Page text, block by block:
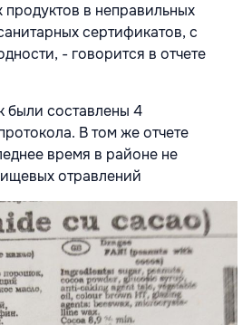
в неправильных
сертификатов, с
- говорится в отчете
были составлены 4
В том же отчете
время в районе не
отравлений